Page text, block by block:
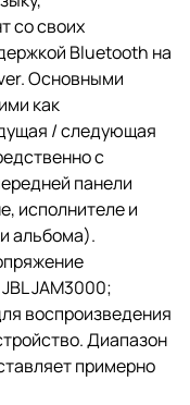
со своих
Bluetooth на
Основными
как
/ следующая
с
панели
исполнителе и
альбома).
JAM3000;
воспроизведения
Диапазон
примерно